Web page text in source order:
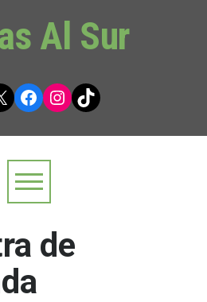
Al Sur
Facebook
Instagram
TikTok
de